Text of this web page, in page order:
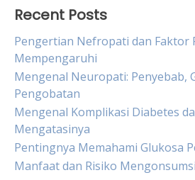
Recent Posts
Pengertian Nefropati dan Faktor
Mempengaruhi
Mengenal Neuropati: Penyebab,
Pengobatan
Mengenal Komplikasi Diabetes
Mengatasinya
Pentingnya Memahami Glukosa
Manfaat dan Risiko